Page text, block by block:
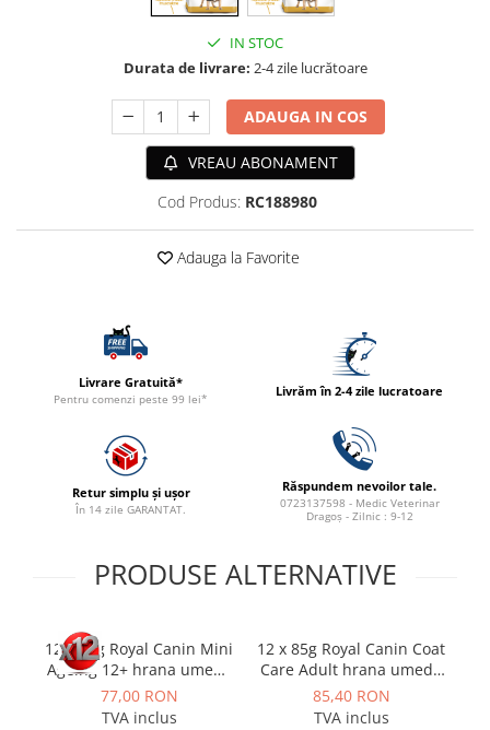
Masina de tuns
IN STOC
Durata de livrare: 2-4 zile lucrătoare
ADAUGA IN COS
VREAU ABONAMENT
Cod Produs: RC188980
Adauga la Favorite
Livrare Gratuită*
Pentru comenzi peste 99 lei*
Livrăm în 2-4 zile lucratoare
Retur simplu și ușor
În 14 zile GARANTAT.
Răspundem nevoilor tale.
0723137598 - Medic Veterinar
Dragoș - Zilnic : 9-12
PRODUSE ALTERNATIVE
12 x 85g Royal Canin Mini
Ageing 12+ hrana umeda
caine senior
77,00 RON
TVA inclus
12 x 85g Royal Canin Coat
Care Adult hrana umeda
caine pentru blana
sanatoasa si lucioasa
85,40 RON
TVA inclus